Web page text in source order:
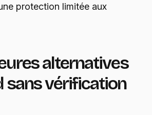
protection limitée aux
alternatives
sans vérification